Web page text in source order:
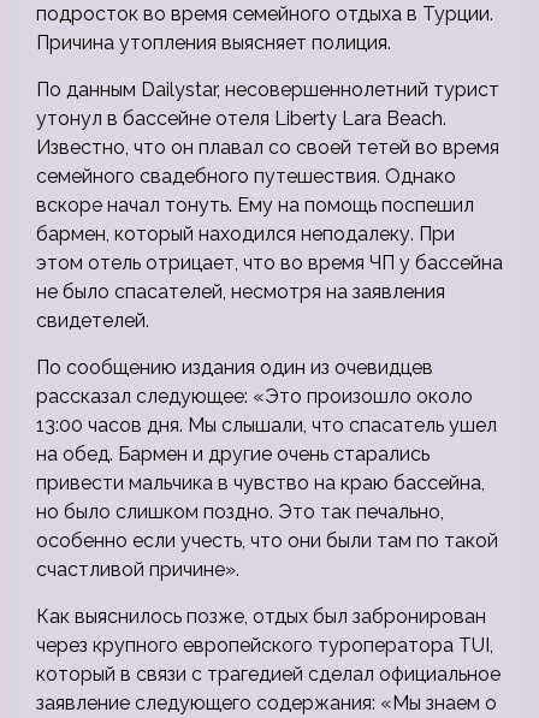
подросток во время семейного отдыха в Турции.
Причина утопления выясняет полиция.
По данным Dailystar, несовершеннолетний турист
утонул в бассейне отеля Liberty Lara Beach.
Известно, что он плавал со своей тетей во время
семейного свадебного путешествия. Однако
вскоре начал тонуть. Ему на помощь поспешил
бармен, который находился неподалеку. При
этом отель отрицает, что во время ЧП у бассейна
не было спасателей, несмотря на заявления
свидетелей.
По сообщению издания один из очевидцев
рассказал следующее: «Это произошло около
13:00 часов дня. Мы слышали, что спасатель ушел
на обед. Бармен и другие очень старались
привести мальчика в чувство на краю бассейна,
но было слишком поздно. Это так печально,
особенно если учесть, что они были там по такой
счастливой причине».
Как выяснилось позже, отдых был забронирован
через крупного европейского туроператора TUI,
который в связи с трагедией сделал официальное
заявление следующего содержания: «Мы знаем о